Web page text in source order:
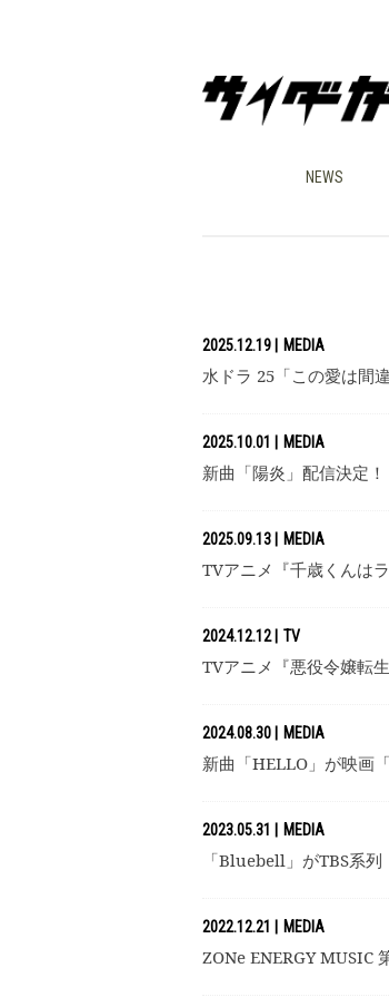
NEWS
2025.12.19 MEDIA
水ドラ 25「この愛は間
2025.10.01 MEDIA
新曲「陽炎」配信決定！
2025.09.13 MEDIA
TVアニメ『千歳くんは
2024.12.12 TV
TVアニメ『悪役令嬢転
2024.08.30 MEDIA
新曲「HELLO」が映画
2023.05.31 MEDIA
「Bluebell」がTBS系
2022.12.21 MEDIA
ZONe ENERGY MUSIC